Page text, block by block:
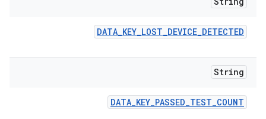
DATA_KEY_LOST_DEVICE_DETECTED
String
DATA_KEY_PASSED_TEST_COUNT